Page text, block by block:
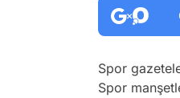
Spor
Spor